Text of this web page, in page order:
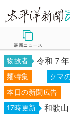
最新ニュース
物故者 令和７
麺特集 クマ
本日の新聞広告
17時更新 和歌